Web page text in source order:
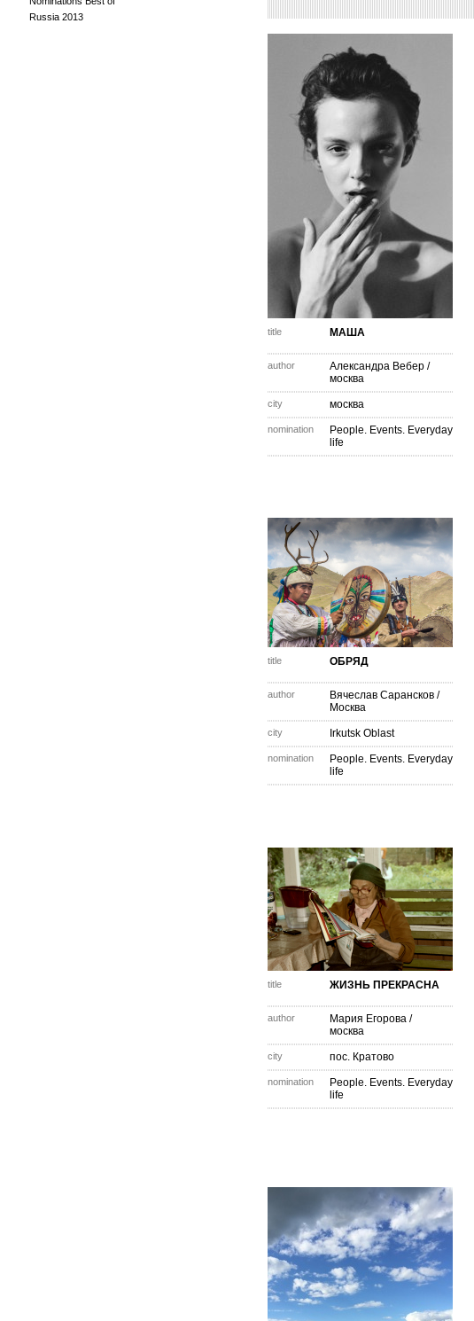
Russia 2013
title МАША
author Александра Вебер /
москва
city москва
nomination
People. Events. Everyday
life
title ОБРЯД
author Вячеслав Сарансков /
Москва
city Irkutsk Oblast
nomination
People. Events. Everyday
life
title ЖИЗНЬ ПРЕКРАСНА
author Мария Егорова /
москва
city пос. Кратово
nomination
People. Events. Everyday
life